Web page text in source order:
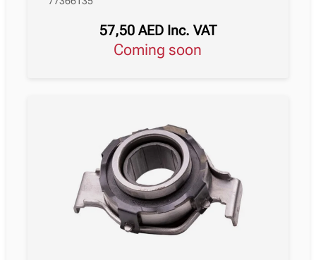
57,50 AED Inc. VAT
Coming soon